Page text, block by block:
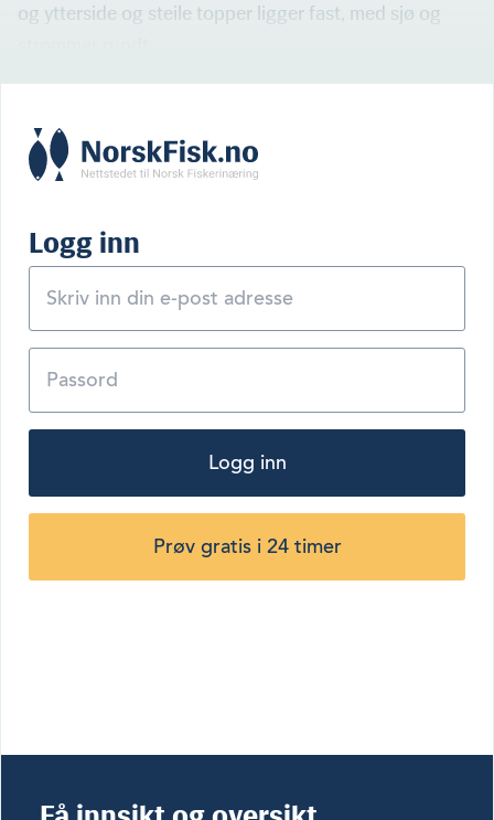
og ytterside og steile topper ligger fast, med sjø og
Logg inn
Logg inn
Prøv gratis i 24 timer